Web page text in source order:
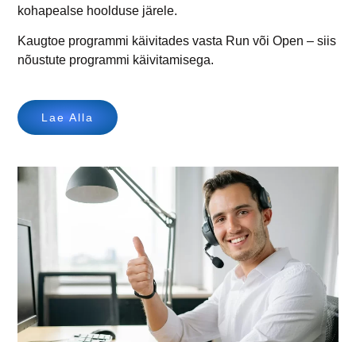
kohapealse hoolduse järele.
Kaugtoe programmi käivitades vasta Run või Open – siis
nõustute programmi käivitamisega.
Lae Alla